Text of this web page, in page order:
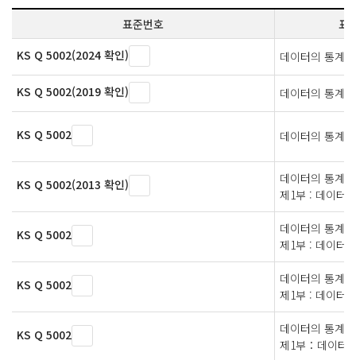
표준번호
표
KS Q 5002(2024 확인)
데이터의 통계
KS Q 5002(2019 확인) 데이터의 통계
KS Q 5002 데이터의 통계
KS Q 5002(2013 확인)
데이터의 통계
제1부 : 데이터
KS Q 5002
데이터의 통계
제1부 : 데이터
KS Q 5002
데이터의 통계
제1부 : 데이터
KS Q 5002
데이터의 통계
제1부：데이터